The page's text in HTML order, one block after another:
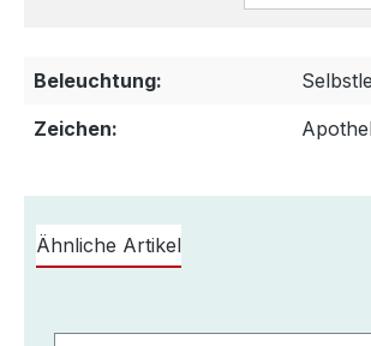
Beleuchtung:
Zeichen:
Ähnliche Artikel